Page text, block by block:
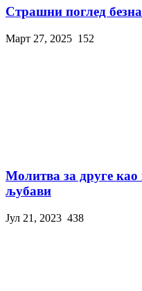
Страшни поглед
Март 27, 2025 152
Молитва за друге
љубави
Јул 21, 2023 438